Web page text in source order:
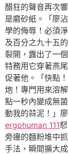
醋狂的聲音再次
是磨砂紙。「廖
學的侮辱！必須
及百分之九十五
裂開，露出了一
特務用它穿著燕
促著他。「快點
炮！專門用來溶
點一秒內變成無
動我的蒜泥！」
ergohuman 111
旁邊的麵粉堆中
手法，瞬間擴大成